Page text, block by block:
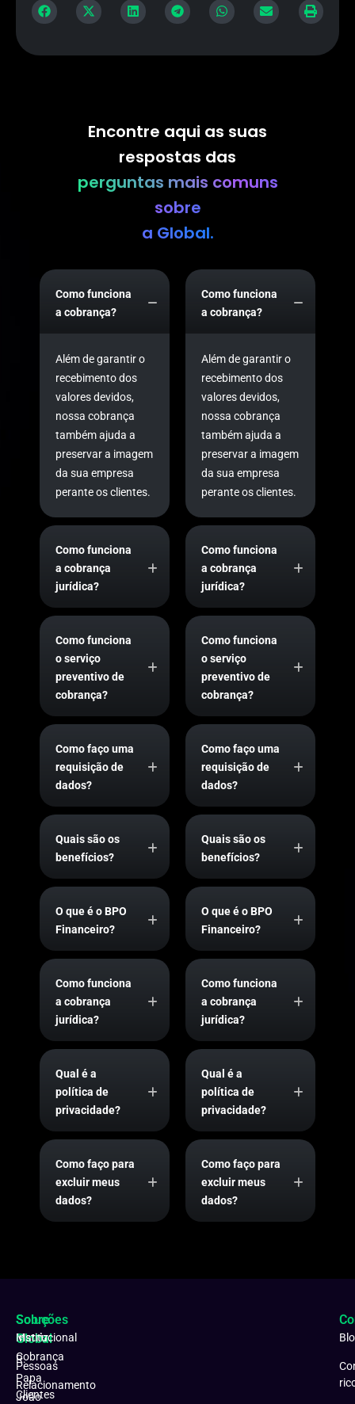
Encontre aqui as suas
respostas das
perguntas mais comuns
sobre
a Global.
Como funciona
a cobrança?
Além de garantir o
recebimento dos
valores devidos,
nossa cobrança
também ajuda a
preservar a imagem
da sua empresa
perante os clientes.
Como funciona
a cobrança
jurídica?
Como funciona
o serviço
preventivo de
cobrança?
Como faço uma
requisição de
dados?
Quais são os
benefícios?
O que é o BPO
Financeiro?
Como funciona
a cobrança
jurídica?
Qual é a
política de
privacidade?
Como faço para
excluir meus
dados?
Como funciona
a cobrança?
Além de garantir o
recebimento dos
valores devidos,
nossa cobrança
também ajuda a
preservar a imagem
da sua empresa
perante os clientes.
Como funciona
a cobrança
jurídica?
Como funciona
o serviço
preventivo de
cobrança?
Como faço uma
requisição de
dados?
Quais são os
benefícios?
O que é o BPO
Financeiro?
Como funciona
a cobrança
jurídica?
Qual é a
política de
privacidade?
Como faço para
excluir meus
dados?
Matriz:
R.
Papa
João
Soluções
Global
Cobrança
Relacionamento
Sobre
Institucional
Pessoas
Clientes